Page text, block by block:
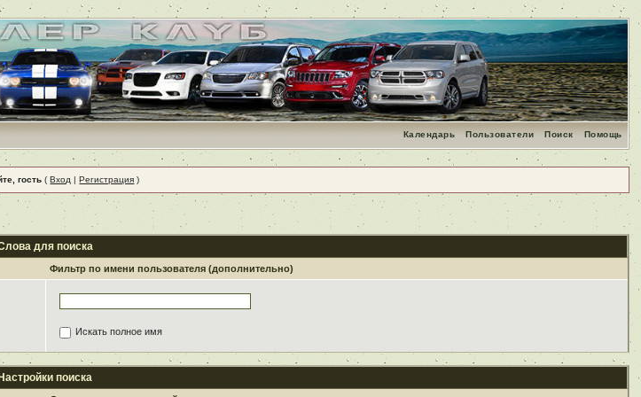
Помощь
Поиск
Пользователи
Календарь
гость (Вход |Регистрация )
для поиска
Фильтр по имени пользователя (дополнительно)
Искать полное имя
поиска